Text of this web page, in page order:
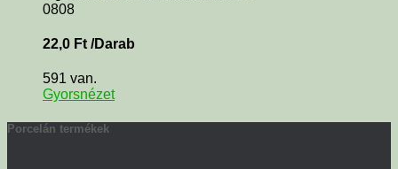
0808
22,0 Ft /Darab
591 van.
Gyorsnézet
Porcelán termékek